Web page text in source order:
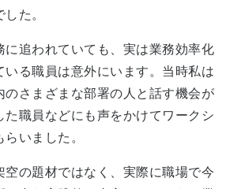
た。
に追われていても、実は業務効率化
いる職員は意外にいます。当時私は
のさまざまな部署の人と話す機会が
た職員などにも声をかけてワークシ
いました。
空の題材ではなく、実際に職場で今